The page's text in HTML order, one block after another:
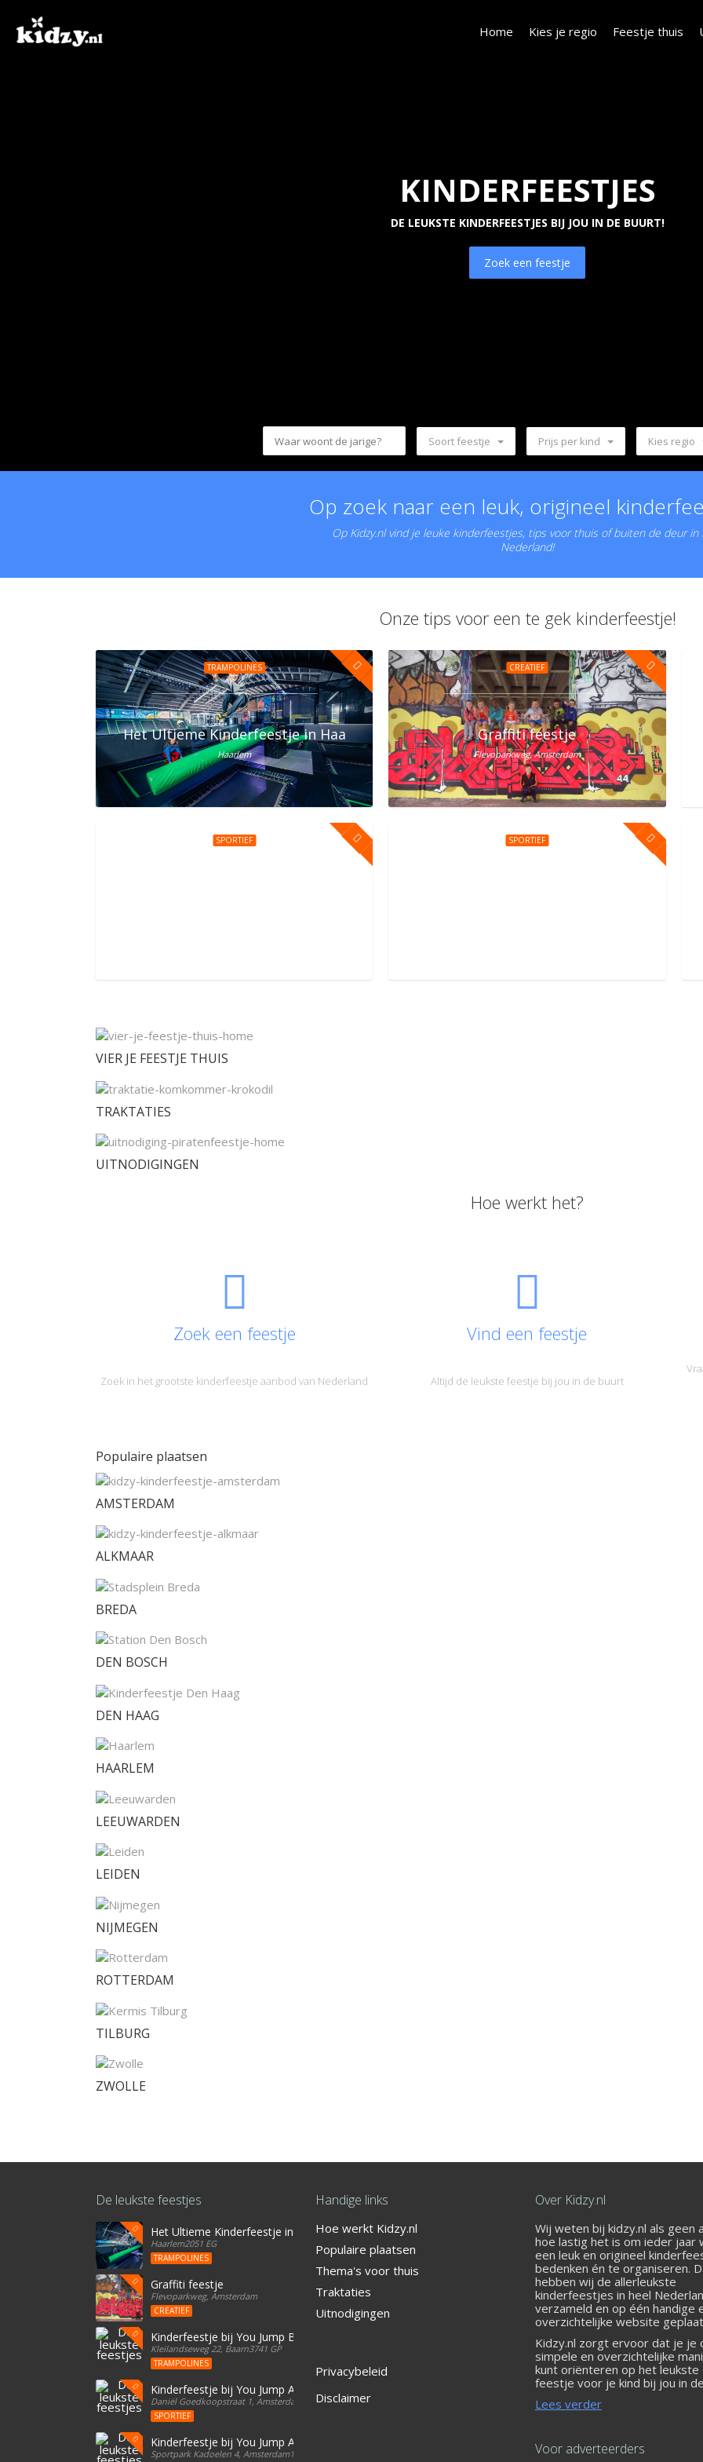
Home Kies je regio Feestje thuis
KINDERFEESTJES
DE LEUKSTE KINDERFEESTJES BIJ JOU IN DE BUURT!
Zoek een feestje
Soort feestje Prijs per kind Kies regio
Op zoek naar een leuk, origineel
Op Kidzy.nl vind je leuke kinderfeestjes, tips voor thuis of buiten de deur in
Nederland!
Onze tips voor een te gek kinderfeestje!
TRAMPOLINES
Het Ultieme Kinderfeestje in Haarlem? Vier het bij Street Jump!
Haarlem
CREATIEF
Graffiti feestje
Flevoparkweg, Amsterdam
SPORTIEF SPORTIEF
VIER JE FEESTJE THUIS
TRAKTATIES
UITNODIGINGEN
Hoe werkt het?
Zoek een feestje
Zoek in het grootste kinderfeestje aanbod van Nederland
Vind een feestje
Altijd de leukste feestje bij jou in de buurt
Populaire plaatsen
AMSTERDAM
ALKMAAR
BREDA
DEN BOSCH
DEN HAAG
HAARLEM
LEEUWARDEN
LEIDEN
NIJMEGEN
ROTTERDAM
TILBURG
ZWOLLE
De leukste feestjes
Het Ultieme Kinderfeestje in Haarlem? Vier het bij Street Jump!
Haarlem2051 EG
TRAMPOLINES
Graffiti feestje
Flevoparkweg, Amsterdam
CREATIEF
Kinderfeestje bij You Jump Baarn
Kleilandseweg 22, Baarn3741 GP
TRAMPOLINES
Kinderfeestje bij You Jump Amsterdam Oost
Daniël Goedkoopstraat 1, Amsterdam1096 BD
SPORTIEF
Kinderfeestje bij You Jump Amsterdam
Sportpark Kadoelen 4, Amsterdam1035 NB
Handige links
Hoe werkt Kidzy.nl
Populaire plaatsen
Thema's voor thuis
Traktaties
Uitnodigingen
Privacybeleid
Disclaimer
Over Kidzy.nl
Wij weten bij kidzy.nl als geen
hoe lastig het is om ieder jaar
een leuk en origineel
bedenken én te organiseren.
hebben wij de allerleukste
kinderfeestjes in heel
verzameld en op één handige
overzichtelijke website
Kidzy.nl zorgt ervoor dat je je
simpele en overzichtelijke
kunt oriënteren op het leukste
feestje voor je kind bij jou in
Lees verder
Voor adverteerders